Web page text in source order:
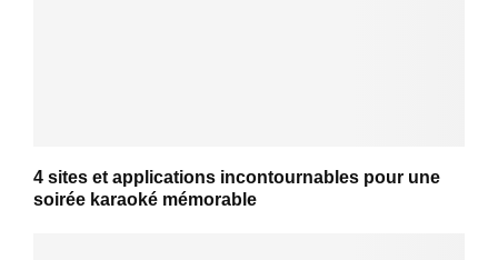
4 sites et applications incontournables pour une
soirée karaoké mémorable